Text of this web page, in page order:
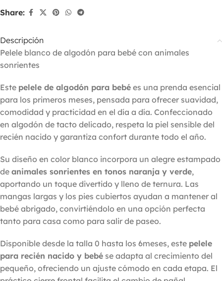
Share:
Descripción
Pelele blanco de algodón para bebé con animales
sonrientes
Este pelele de algodón para bebé es una prenda esencial
para los primeros meses, pensada para ofrecer suavidad,
comodidad y practicidad en el día a día. Confeccionado
en algodón de tacto delicado, respeta la piel sensible del
recién nacido y garantiza confort durante todo el año.
Su diseño en color blanco incorpora un alegre estampado
de animales sonrientes en tonos naranja y verde,
aportando un toque divertido y lleno de ternura. Las
mangas largas y los pies cubiertos ayudan a mantener al
bebé abrigado, convirtiéndolo en una opción perfecta
tanto para casa como para salir de paseo.
Disponible desde la talla 0 hasta los 6meses, este pelele
para recién nacido y bebé se adapta al crecimiento del
pequeño, ofreciendo un ajuste cómodo en cada etapa. El